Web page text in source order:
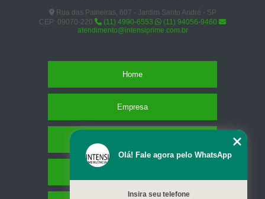
Rua das Paineiras, 607 - Jardim Santo André - SP
CEP: 09070-220
(11) 4990-6553
(11) 94056-9460
atendimento@intensiprime.com.br
Home
Empresa
Olá! Fale agora pelo WhatsApp
Insira seu telefone